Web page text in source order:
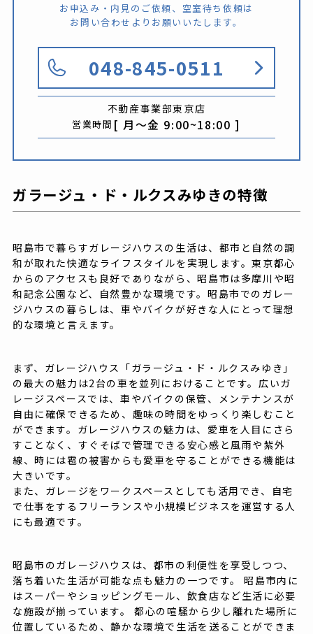
お申込み・内見のご依頼、空室待ち依頼は
お問い合わせよりお願いいたします。
048-845-0511
不動産事業部東京店
営業時間 [ 月〜金 9:00~18:00 ]
ガラージュ・ド・ルクスみゆきの特徴
昭島市で暮らすガレージハウスの生活は、都市と自然の調
和が取れた快適なライフスタイルを実現します。東京都心
からのアクセスも良好でありながら、昭島市は多摩川や昭
和記念公園など、自然豊かな環境です。昭島市でのガレー
ジハウスの暮らしは、車やバイクが好きな人にとって理想
的な環境と言えます。
まず、ガレージハウス「ガラージュ・ド・ルクスみゆき」
の最大の魅力は2台の車を並列におけることです。広いガ
レージスペースでは、車やバイクの保管、メンテナンスが
自由に確保できるため、趣味の時間をゆっくり楽しむこと
ができます。ガレージハウスの魅力は、愛車を人目にさら
すことなく、すぐそばで管理できる安心感と風雨や紫外
線、時には雹の被害からも愛車を守ることができる機能は
大きいです。
また、ガレージをワークスペースとしても活用でき、自宅
で仕事をするフリーランスや小規模ビジネスを運営する人
にも最適です。
昭島市のガレージハウスは、都市の利便性を享受しつつ、
落ち着いた生活が可能な点も魅力の一つです。 昭島市内に
はスーパーやショッピングモール、飲食店など生活に必要
な施設が揃っています。 都心の喧騒から少し離れた場所に
位置しているため、静かな環境で生活を送ることができま